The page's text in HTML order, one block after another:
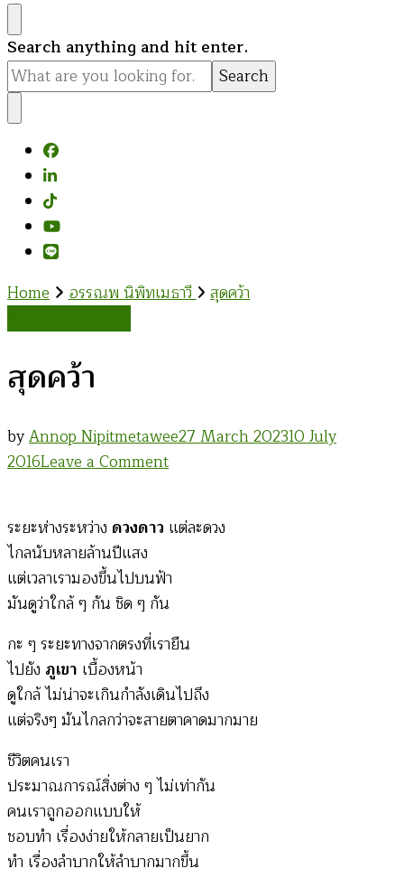
Looking
for
Something?
Search anything and hit enter.
Home อรรณพ นิพิทเมธาวี สุดคว้า
สุดคว้า
byAnnop Nipitmetawee27 March 202310 July
2016Leave a Commenton
ระยะห่างระหว่าง ดวงดาว แต่ละดวง
ไกลนับหลายล้านปีแสง
แต่เวลาเรามองขึ้นไปบนฟ้า
มันดูว่าใกล้ ๆ กัน ชิด ๆ กัน
กะ ๆ ระยะทางจากตรงที่เรายืน
ไปยัง ภูเขา เบื้องหน้า
ดูใกล้ ไม่น่าจะเกินกำลังเดินไปถึง
แต่จริงๆ มันไกลกว่าจะสายตาคาดมากมาย
ชีวิตคนเรา
ประมาณการณ์สิ่งต่าง ๆ ไม่เท่ากัน
คนเราถูกออกแบบให้
ชอบทำ เรื่องง่ายให้กลายเป็นยาก
ทำ เรื่องลำบากให้ลำบากมากขึ้น